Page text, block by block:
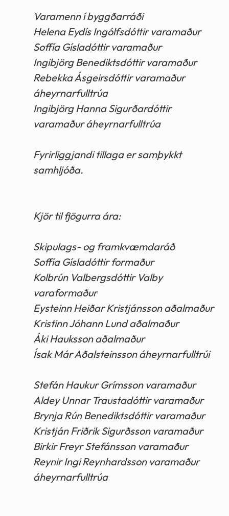
Varamenn í byggðarráði
Helena Eydís Ingólfsdóttir varamaður
Soffía Gísladóttir varamaður
Ingibjörg Benediktsdóttir varamaður
Rebekka Ásgeirsdóttir varamaður
áheyrnarfulltrúa
Ingibjörg Hanna Sigurðardóttir
varamaður áheyrnarfulltrúa
Fyrirliggjandi tillaga er samþykkt
samhljóða.
Kjör til fjögurra ára:
Skipulags- og framkvæmdaráð
Soffía Gísladóttir formaður
Kolbrún Valbergsdóttir Valby
varaformaður
Eysteinn Heiðar Kristjánsson aðalmaður
Kristinn Jóhann Lund aðalmaður
Áki Hauksson aðalmaður
Ísak Már Aðalsteinsson áheyrnarfulltrúi
Stefán Haukur Grímsson varamaður
Aldey Unnar Traustadóttir varamaður
Brynja Rún Benediktsdóttir varamaður
Kristján Friðrik Sigurðsson varamaður
Birkir Freyr Stefánsson varamaður
Reynir Ingi Reynhardsson varamaður
áheyrnarfulltrúa